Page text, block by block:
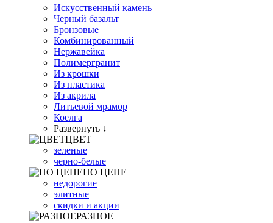
Искусственный камень
Черный базальт
Бронзовые
Комбинированный
Нержавейка
Полимергранит
Из крошки
Из пластика
Из акрила
Литьевой мрамор
Коелга
Развернуть ↓
ЦВЕТ
зеленые
черно-белые
ПО ЦЕНЕ
недорогие
элитные
скидки и акции
РАЗНОЕ